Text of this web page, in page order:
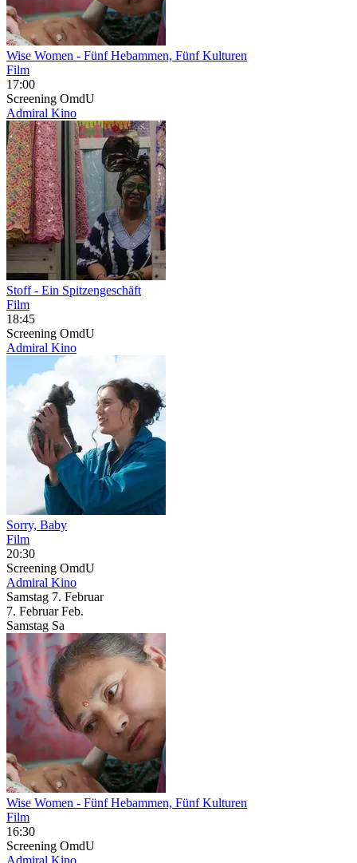
Wise Women - Fünf Hebammen, Fünf Kulturen
Film
17:00
Screening OmdU
Admiral Kino
Stoff - Ein Spitzengeschäft
Film
18:45
Screening OmdU
Admiral Kino
Sorry, Baby
Film
20:30
Screening OmdU
Admiral Kino
Samstag 7. Februar
7. Februar Feb.
Samstag Sa
Wise Women - Fünf Hebammen, Fünf Kulturen
Film
16:30
Screening OmdU
Admiral Kino